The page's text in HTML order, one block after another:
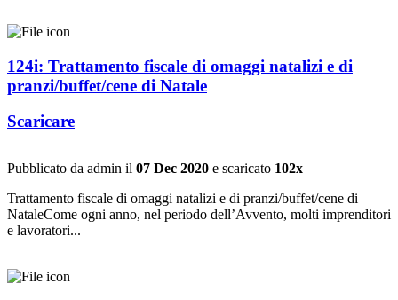
124i: Trattamento fiscale di omaggi natalizi e di
pranzi/buffet/cene di Natale
Scaricare
Pubblicato da admin il 07 Dec 2020 e scaricato 102x
Trattamento fiscale di omaggi natalizi e di pranzi/buffet/cene di
NataleCome ogni anno, nel periodo dell’Avvento, molti imprenditori
e lavoratori...